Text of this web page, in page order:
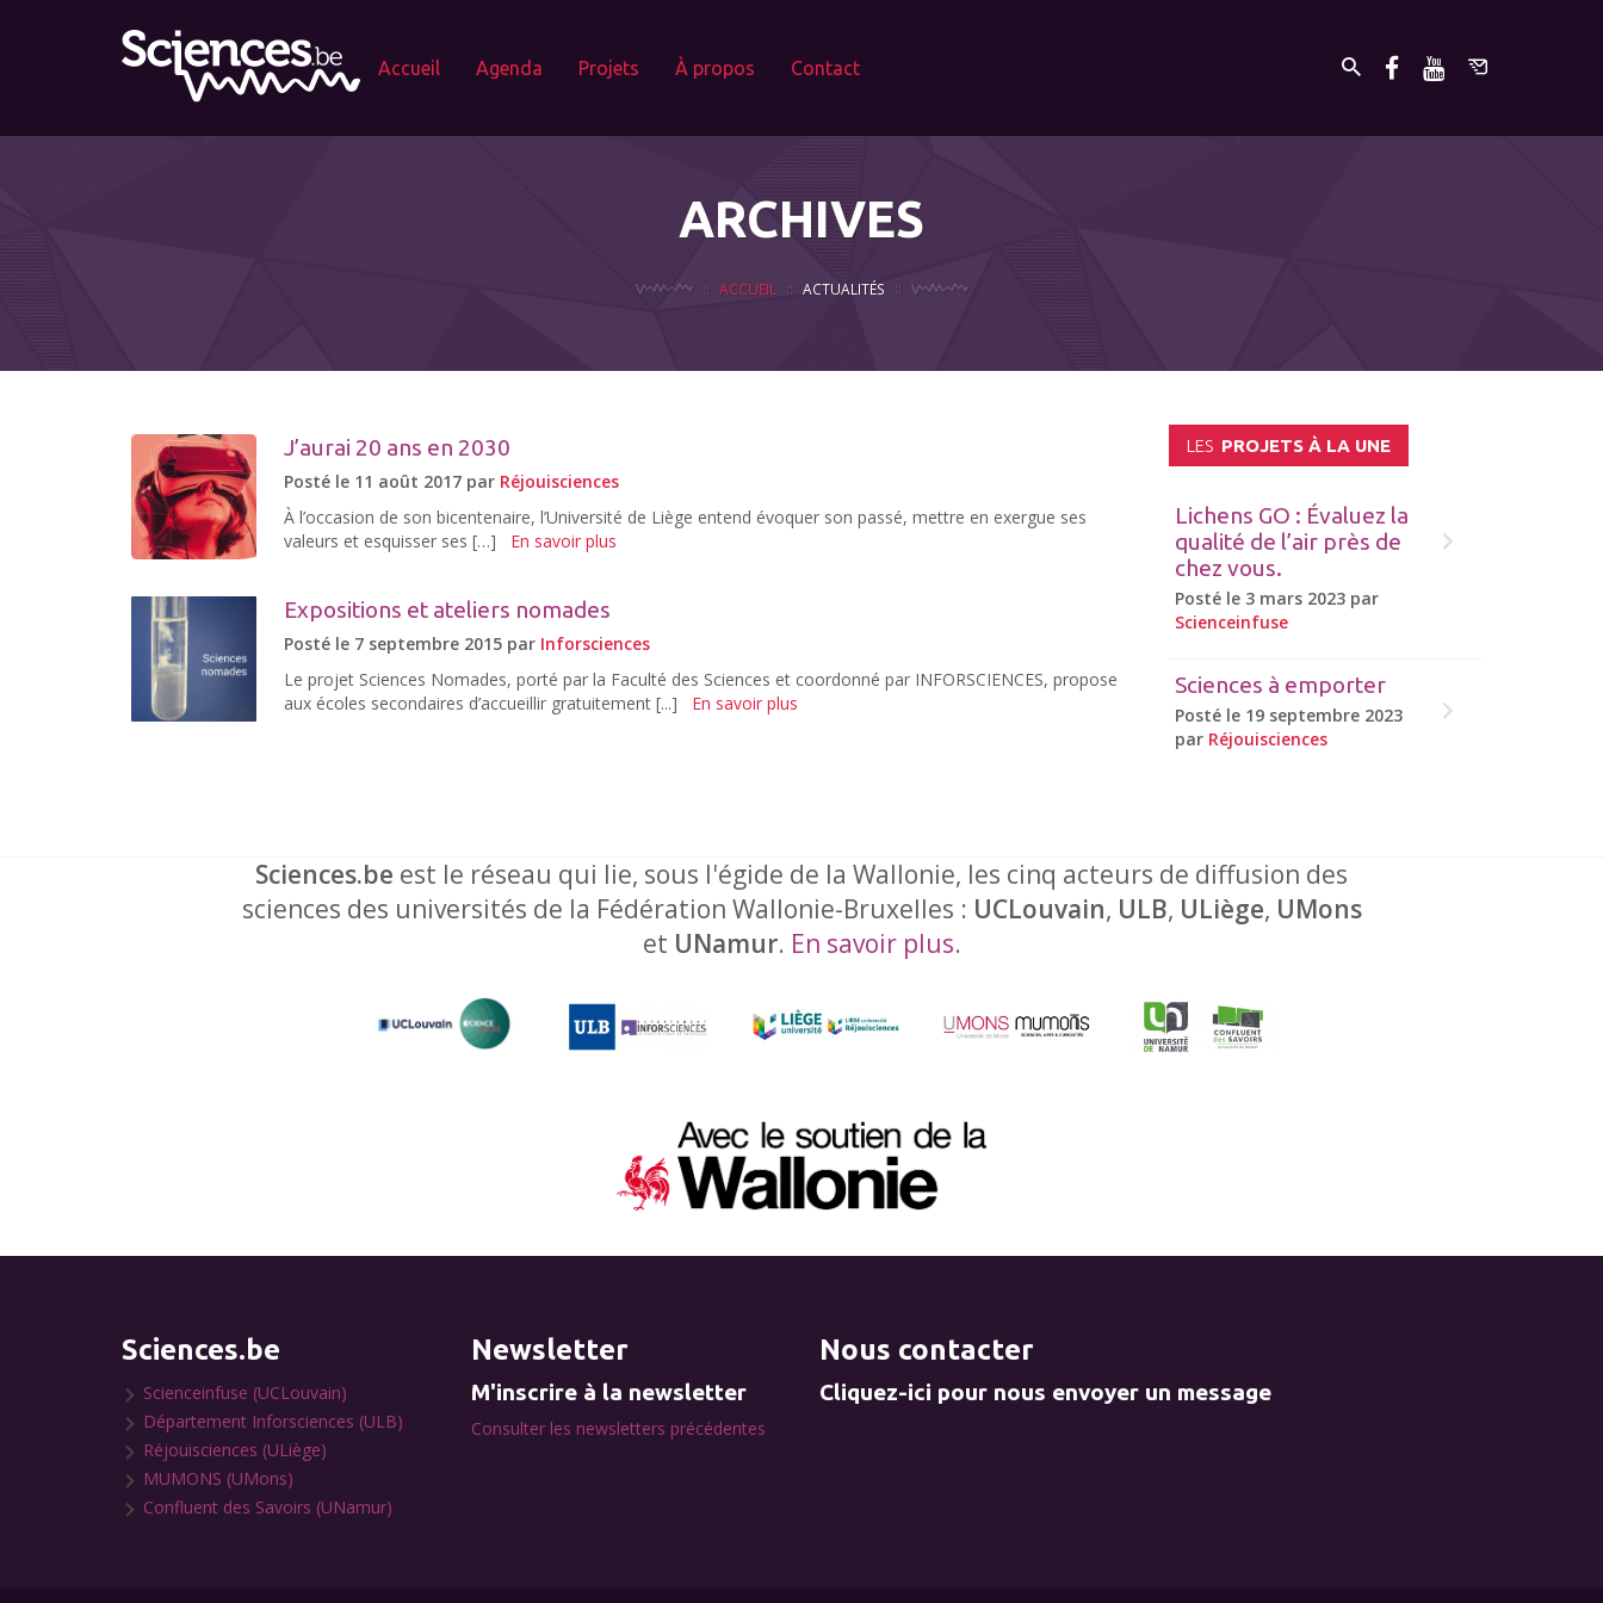
Accueil Agenda Projets À propos Contact
ARCHIVES
ACCUEIL ACTUALITÉS
J’aurai 20 ans en 2030
Posté le 11 août 2017 par Réjouisciences
À l’occasion de son bicentenaire, l’Université de Liège entend évoquer son passé, mettre en exergue ses
valeurs et esquisser ses […]
En savoir plus
Expositions et ateliers nomades
Posté le 7 septembre 2015 par Inforsciences
Le projet Sciences Nomades, porté par la Faculté des Sciences et coordonné par INFORSCIENCES, propose
aux écoles secondaires d’accueillir gratuitement [...]
En savoir plus
LES PROJETS À LA UNE
Lichens GO : Évaluez la
qualité de l’air près de
chez vous.
Posté le 3 mars 2023 par
Scienceinfuse
Sciences à emporter
Posté le 19 septembre 2023
par Réjouisciences
Sciences.be est le réseau qui lie, sous l'égide de la Wallonie, les cinq acteurs de diffusion des
sciences des universités de la Fédération Wallonie-Bruxelles : UCLouvain, ULB, ULiège, UMons
et UNamur. En savoir plus.
Sciences.be
Scienceinfuse (UCLouvain)
Département Inforsciences (ULB)
Réjouisciences (ULiège)
MUMONS (UMons)
Confluent des Savoirs (UNamur)
Newsletter
M'inscrire à la newsletter
Consulter les newsletters précédentes
Nous contacter
Cliquez-ici pour nous envoyer un message